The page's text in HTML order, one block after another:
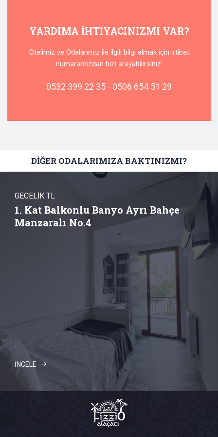
YARDIMA IHTIYACINIZMI VAR?
Otelimiz ve Odalarımız ile ilgili bilgi almak için irtibat
numaramızdan bizi arayabilirsiniz.
0532 399 22 35 - 0506 654 51 29
DİĞER ODALARIMIZA BAKTINIZMI?
GECELİK TL
1. Kat Balkonlu Banyo Ayrı Bahçe
Manzaralı No.4
İNCELE